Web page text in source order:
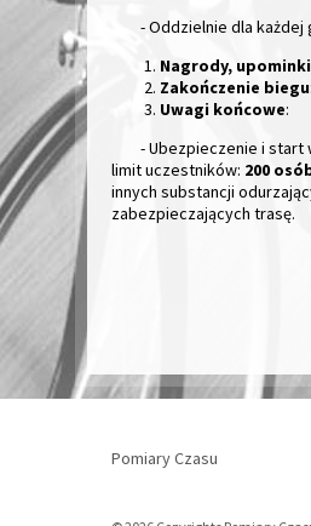
- Oddzielnie dla każdej
Nagrody,
Zakończenie biegu
Uwagi końcowe:
- Ubezpieczenie i start
limit uczestników: 200
innych substancji
zabezpieczających trasę.
Pomiary Czasu